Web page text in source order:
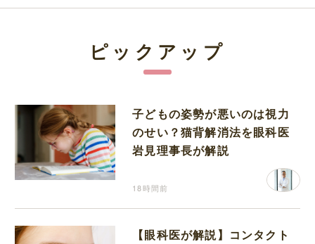
ピックアップ
子どもの姿勢が悪いのは視力
のせい？猫背解消法を眼科医
岩見理事長が解説
18時間前
【眼科医が解説】コンタクト